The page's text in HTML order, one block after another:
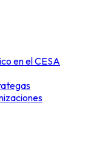
en el CESA